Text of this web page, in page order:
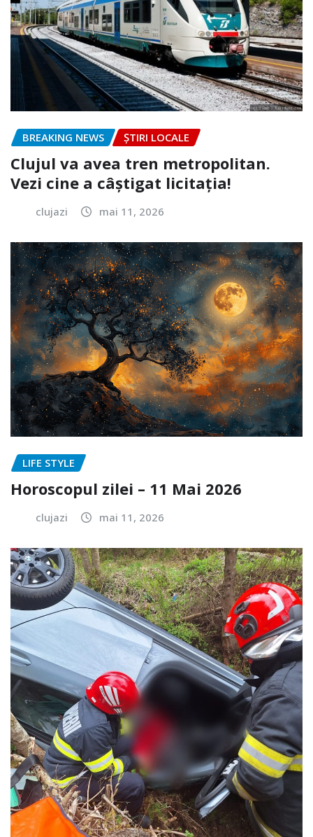
BREAKING NEWS ȘTIRI LOCALE
Clujul va avea tren metropolitan.
Vezi cine a câștigat licitația!
clujazi mai 11, 2026
LIFE STYLE
Horoscopul zilei – 11 Mai 2026
clujazi mai 11, 2026